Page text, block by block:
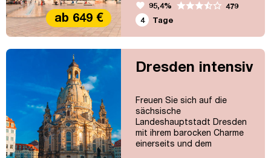
zu bieten: Kulturelle
Highlights und
wunderschöne, historische
Städte erwarten Sie!
ab 649 €
favorite 95,4%
479
4
Tage
Dresden intensiv
Freuen Sie sich auf die
sächsische
Landeshauptstadt Dresden
mit ihrem barocken Charme
einerseits und dem